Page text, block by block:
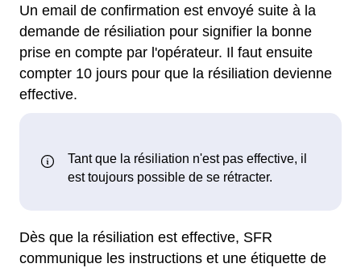
Un email de confirmation est envoyé suite à la
demande de résiliation pour signifier la bonne
prise en compte par l'opérateur. Il faut ensuite
compter 10 jours pour que la résiliation devienne
effective.
Dès que la résiliation est effective, SFR
communique les instructions et une étiquette de